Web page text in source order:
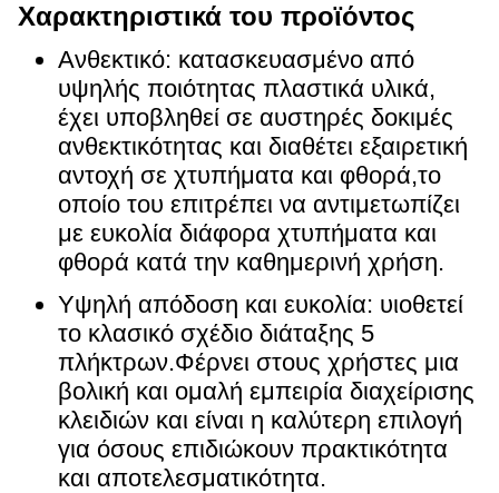
Χαρακτηριστικά του προϊόντος
Ανθεκτικό: κατασκευασμένο από
υψηλής ποιότητας πλαστικά υλικά,
έχει υποβληθεί σε αυστηρές δοκιμές
ανθεκτικότητας και διαθέτει εξαιρετική
αντοχή σε χτυπήματα και φθορά,το
οποίο του επιτρέπει να αντιμετωπίζει
με ευκολία διάφορα χτυπήματα και
φθορά κατά την καθημερινή χρήση.
Υψηλή απόδοση και ευκολία: υιοθετεί
το κλασικό σχέδιο διάταξης 5
πλήκτρων.Φέρνει στους χρήστες μια
βολική και ομαλή εμπειρία διαχείρισης
κλειδιών και είναι η καλύτερη επιλογή
για όσους επιδιώκουν πρακτικότητα
και αποτελεσματικότητα.